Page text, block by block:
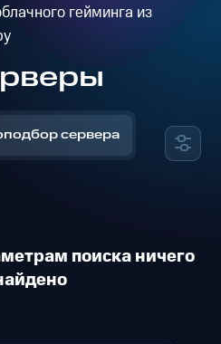
гейминга из
сервера
поиска ничего